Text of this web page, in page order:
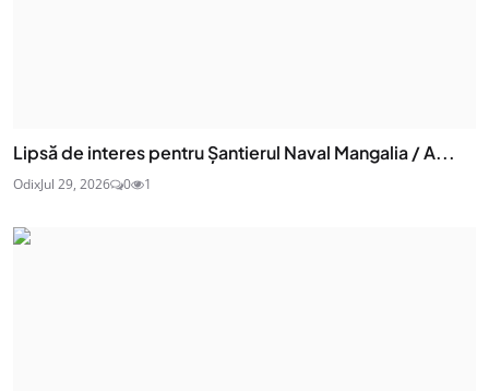
Lipsă de interes pentru Șantierul Naval Mangalia / A...
OdixJul 29, 2026 0 1